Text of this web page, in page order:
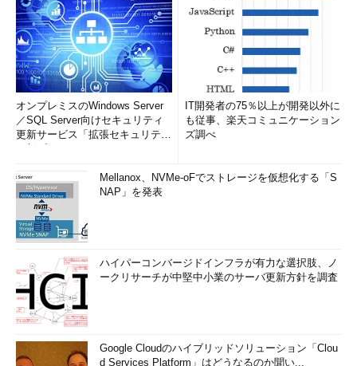
●方法2―Internet Explorerを使う方法
TIPS「文字コードを変換する
」で紹介した、Internet Explorer
を使う方法でも改行コードをDOS形式に変換することができる。
方法は文字コードの変換の場合と同じで、まず元のテキスト・
ファイルをInternet Explorerで開き（［ファイル］－［開く］メ
ニューを使うか、ファイルをドラッグ＆ドロップする）、そのま
に貼り付ければよい。もし漢字コードの選択が違っていて、文字
が正しく表示されていなければ、事前にエンコーディング形式を
変更しておく必要がある。そうでないと、間違った文字コードで
ファイルが書き込まれてしまう。詳細については先のTIPSを参
■この記事と関連性の高い別の記事
WindowsでInternet Explorerを使って文字コードを変換
する（TIPS）
nkfツールで文字コードを変換する（Windows編）
（TIPS）
オンプレミスのWindows Server
／SQL Server向けセキュリティ
更新サービス「拡張セキュリティ
IT開発者の75％以上が開発以外に
も従事、楽天コミュニケーション
ズ調べ
Mellanox、NVMe-oFでストレージを仮想化する「S
NAP」を発表
ハイパーコンバージドインフラが有力な選択肢、ノ
ークリサーチが中堅中小業のサーバ更新方針を調査
Google Cloudのハイブリッドソリューション「Clou
d Services Platform」はどうなるのか聞い...